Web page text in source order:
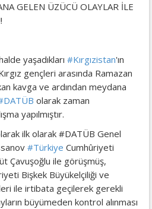
GELEN ÜZÜCÜ OLAYLAR İLE
yaşadıkları #Kırgızistan'ın
gençleri arasında Ramazan
kavga ve ardından meydana
DATÜB olarak zaman
yapılmıştır.
ilk olarak #DATÜB Genel
#Türkiye Cumhûriyeti
Çavuşoğlu ile görüşmüş,
Bişkek Büyükelçiliği ve
ile irtibata geçilerek gerekli
büyümeden kontrol alınması